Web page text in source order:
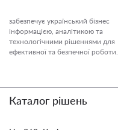
забезпечує український бізнес
інформацією, аналітикою та
технологічними рішеннями для
ефективної та безпечної роботи.
Каталог рішень